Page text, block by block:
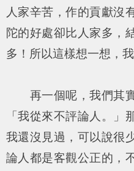
人家辛苦，作的貢獻沒
陀的好處卻比人家多，
多！所以這樣想一想，
再一個呢，我們其實
「我從來不評論人。」
我還沒見過，可以說很
論人都是客觀公正的，